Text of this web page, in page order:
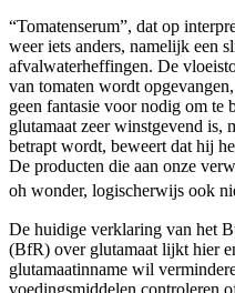
“Tomatenserum”, dat op
weer iets anders, namelijk een
afvalwaterheffingen. De
van tomaten wordt
geen fantasie voor nodig om te
glutamaat zeer winstgevend is,
betrapt wordt, beweert dat hij
De producten die aan onze
oh wonder, logischerwijs ook
De huidige verklaring van het
(BfR) over glutamaat lijkt hier
glutamaatinname wil
voedingsmiddelen controleren